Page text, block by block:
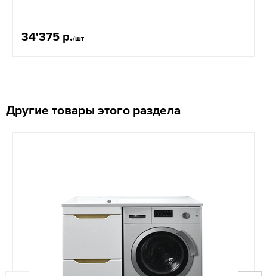
34'375 р./шт
Другие товары этого раздела